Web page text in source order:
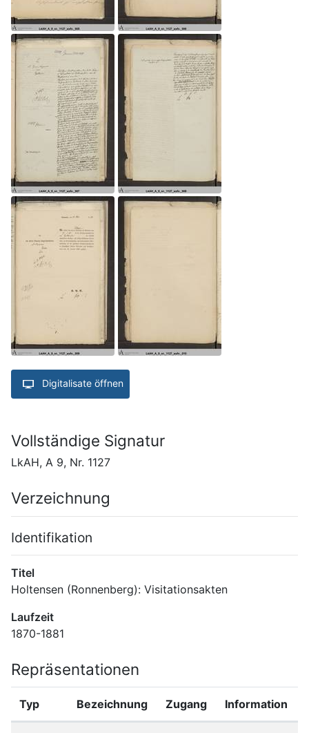
Digitalisate öffnen
Vollständige Signatur
LkAH, A 9, Nr. 1127
Verzeichnung
Identifikation
Titel
Holtensen (Ronnenberg): Visitationsakten
Laufzeit
1870-1881
Repräsentationen
Typ Bezeichnung Zugang Information